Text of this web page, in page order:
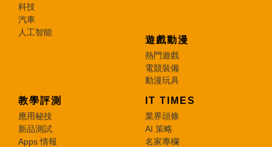
科技
汽車
人工智能
遊戲動漫
熱門遊戲
電競裝備
動漫玩具
教學評測
應用秘技
新品測試
Apps 情報
IT TIMES
業界頭條
AI 策略
名家專欄